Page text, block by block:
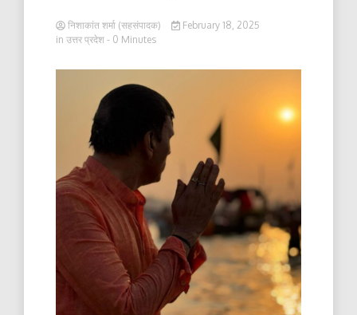
निशाकांत शर्मा (सहसंपादक)
February 18, 2025
in उत्तर प्रदेश - 0 Minutes